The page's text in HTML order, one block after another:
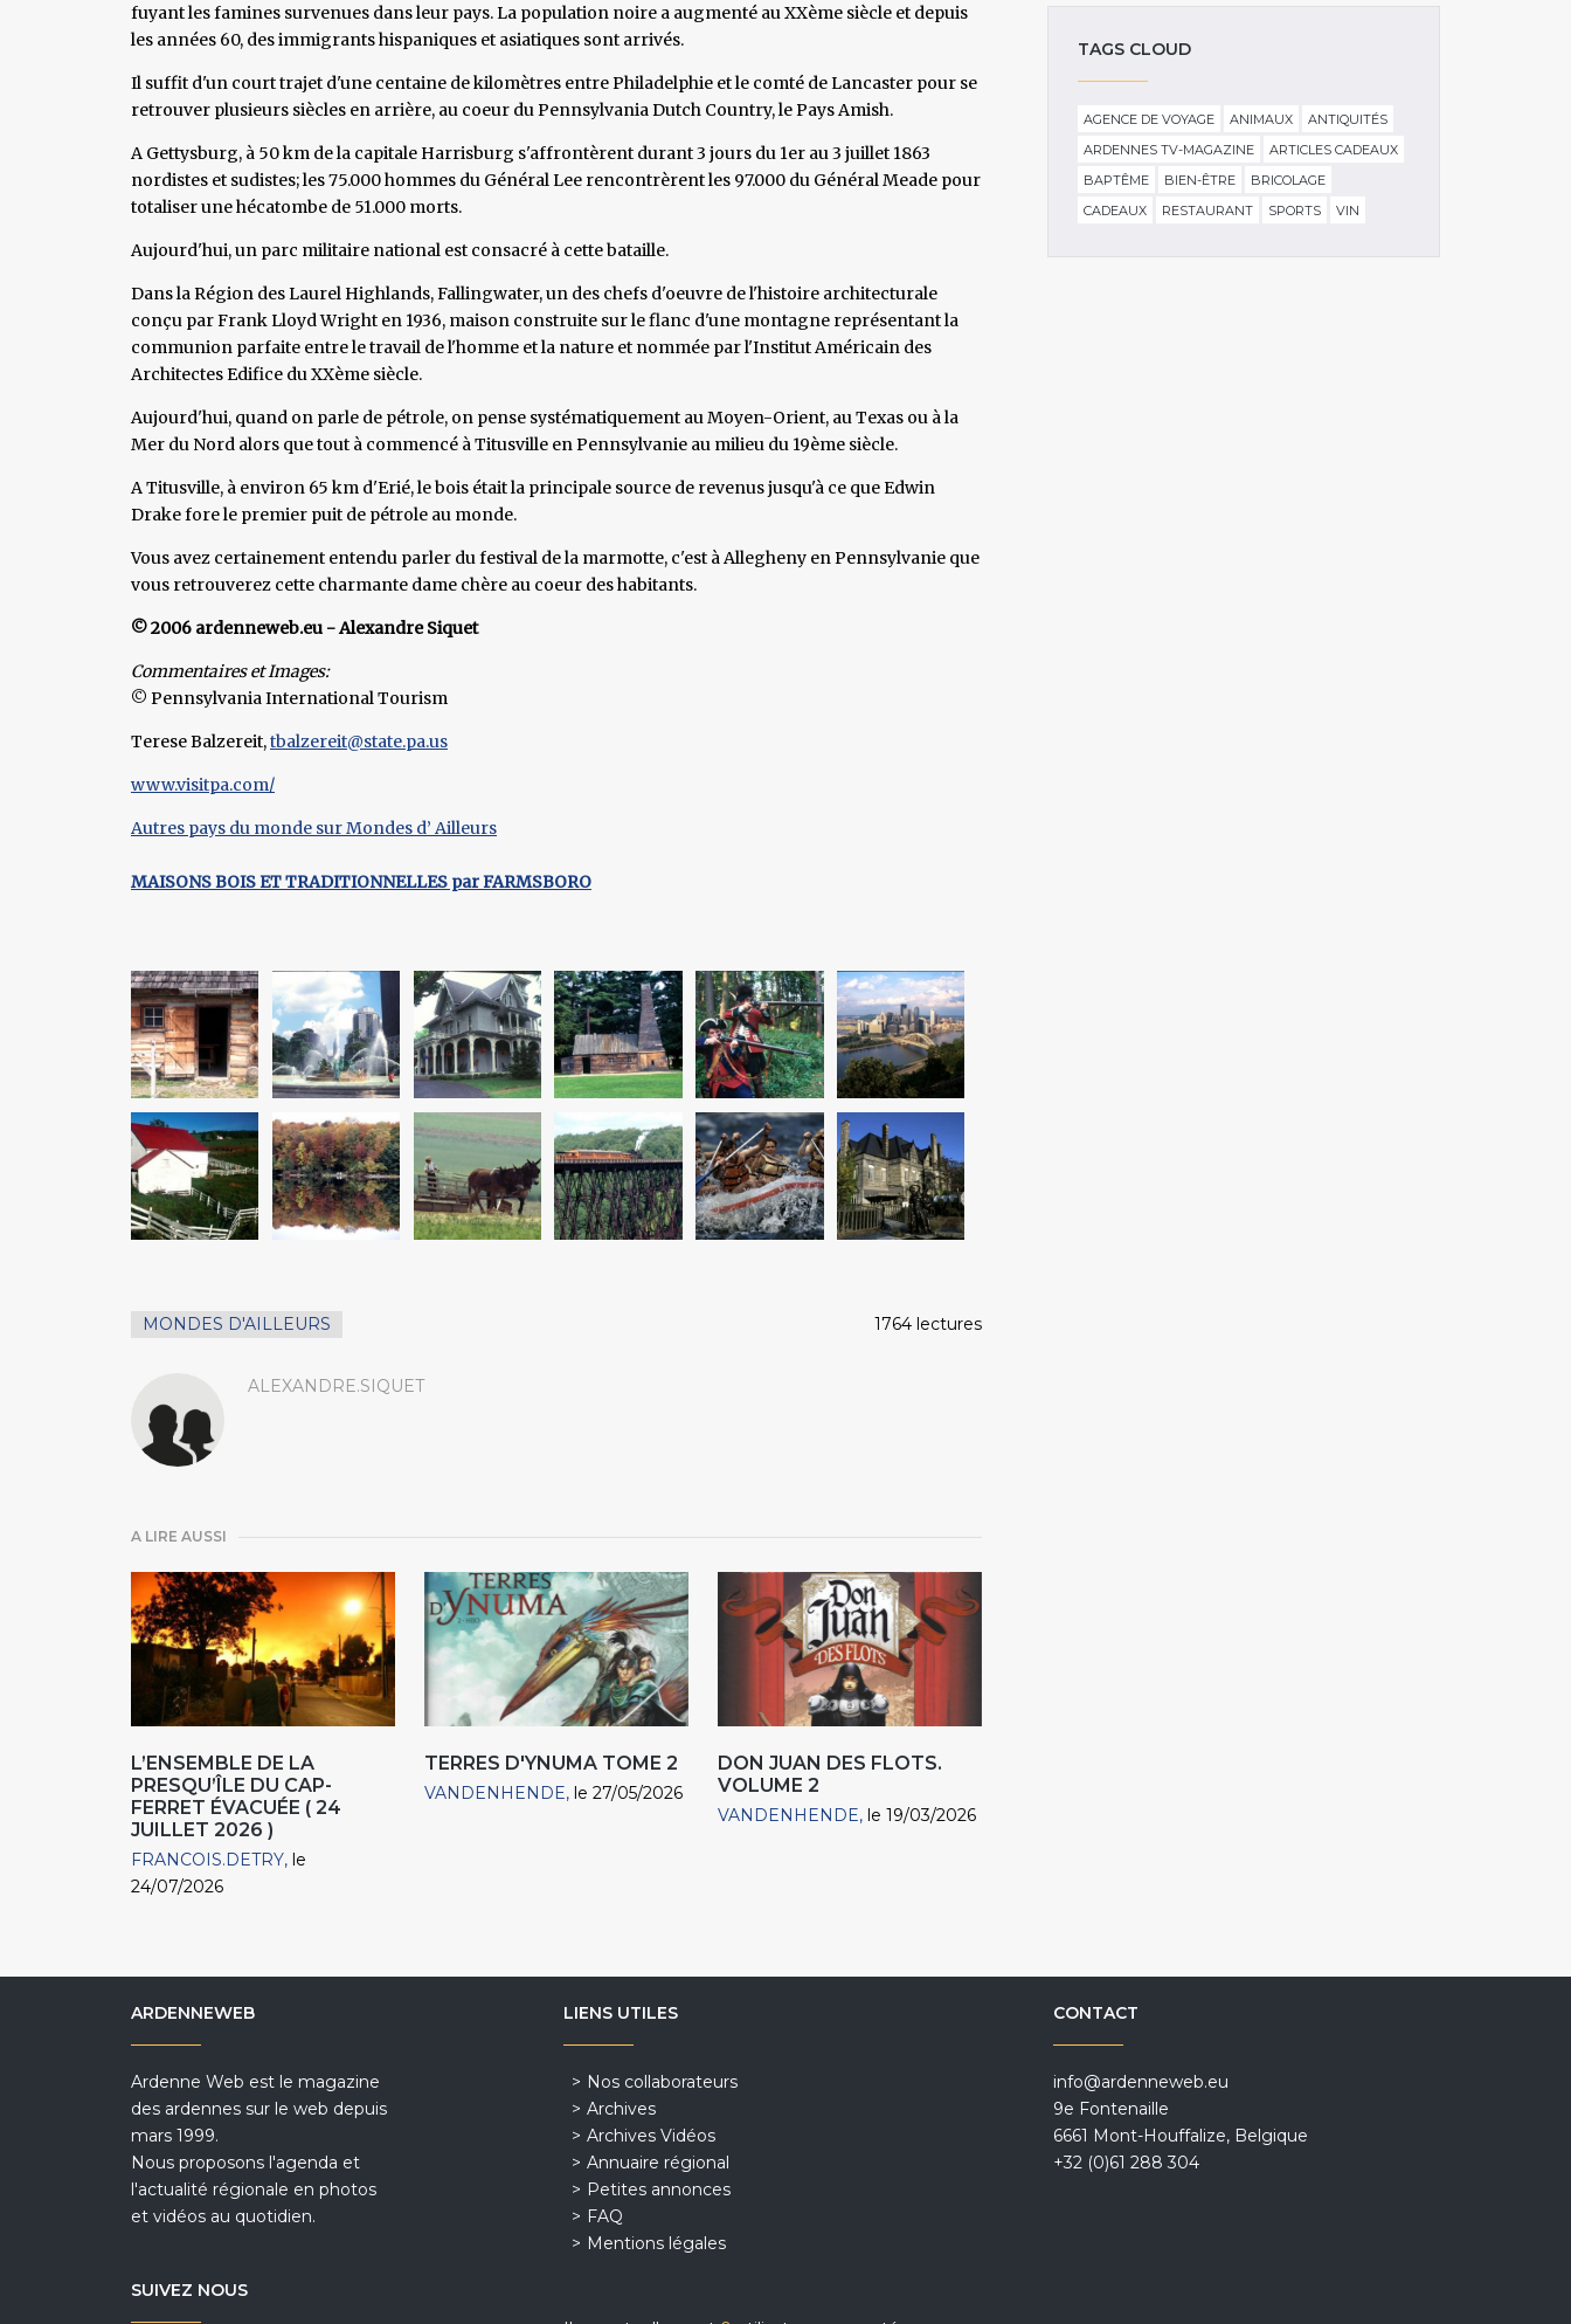
fuyant les famines survenues dans leur pays. La population noire a augmenté au XXème siècle et depuis
les années 60, des immigrants hispaniques et asiatiques sont arrivés.
Il suffit d'un court trajet d'une centaine de kilomètres entre Philadelphie et le comté de Lancaster pour se
retrouver plusieurs siècles en arrière, au coeur du Pennsylvania Dutch Country, le Pays Amish.
A Gettysburg, à 50 km de la capitale Harrisburg s'affrontèrent durant 3 jours du 1er au 3 juillet 1863
nordistes et sudistes; les 75.000 hommes du Général Lee rencontrèrent les 97.000 du Général Meade pour
totaliser une hécatombe de 51.000 morts.
Aujourd'hui, un parc militaire national est consacré à cette bataille.
Dans la Région des Laurel Highlands, Fallingwater, un des chefs d'oeuvre de l'histoire architecturale
conçu par Frank Lloyd Wright en 1936, maison construite sur le flanc d'une montagne représentant la
communion parfaite entre le travail de l'homme et la nature et nommée par l'Institut Américain des
Architectes Edifice du XXème siècle.
Aujourd'hui, quand on parle de pétrole, on pense systématiquement au Moyen-Orient, au Texas ou à la
Mer du Nord alors que tout à commencé à Titusville en Pennsylvanie au milieu du 19ème siècle.
A Titusville, à environ 65 km d'Erié, le bois était la principale source de revenus jusqu'à ce que Edwin
Drake fore le premier puit de pétrole au monde.
Vous avez certainement entendu parler du festival de la marmotte, c'est à Allegheny en Pennsylvanie que
vous retrouverez cette charmante dame chère au coeur des habitants.
© 2006 ardenneweb.eu - Alexandre Siquet
Commentaires et Images:
© Pennsylvania International Tourism
Terese Balzereit,tbalzereit@state.pa.us
www.visitpa.com/
Autres pays du monde sur Mondes d’ Ailleurs
MAISONS BOIS ET TRADITIONNELLES par FARMSBORO
MONDES D'AILLEURS 1764 lectures
ALEXANDRE.SIQUET
A LIRE AUSSI
L’ENSEMBLE DE LA
PRESQU’ÎLE DU CAP-
FERRET ÉVACUÉE ( 24
JUILLET 2026 )
FRANCOIS.DETRY le
24/07/2026
TERRES D'YNUMA TOME 2
VANDENHENDE le 27/05/2026
DON JUAN DES FLOTS.
VOLUME 2
VANDENHENDE le 19/03/2026
TAGS CLOUD
AGENCE DE VOYAGE ANIMAUX
ANTIQUITÉS
ARDENNES TV-MAGAZINE
ARTICLES CADEAUX
BAPTÊME
BIEN-ÊTRE
BRICOLAGE
CADEAUX
RESTAURANT SPORTS VIN
ARDENNEWEB
Ardenne Web est le magazine
des ardennes sur le web depuis
mars 1999.
Nous proposons l'agenda et
l'actualité régionale en photos
et vidéos au quotidien.
SUIVEZ NOUS
LIENS UTILES
Nos collaborateurs
Archives
Archives Vidéos
Annuaire régional
Petites annonces
FAQ
Mentions légales
CONTACT
info@ardenneweb.eu
9e Fontenaille
6661 Mont-Houffalize, Belgique
+32 (0)61 288 304